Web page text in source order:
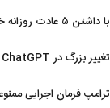
با داشتن ۵ عادت روزانه خطر سکته مغزی را از خود دور کنید
تغییر بزرگ در ChatGPT / چت متنی نامحدود و رایگان
ترامپ فرمان اجرایی